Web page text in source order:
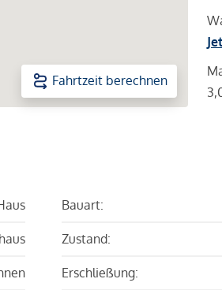
Fahrtzeit berechnen
Bauart:
Zustand:
Erschließung: